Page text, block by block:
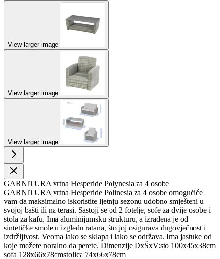
View larger image
View larger image
View larger image
GARNITURA vrtna Hesperide Polynesia za 4 osobe
GARNITURA vrtna Hesperide Polinesia za 4 osobe omogućiće
vam da maksimalno iskoristite ljetnju sezonu udobno smješteni u
svojoj bašti ili na terasi. Sastoji se od 2 fotelje, sofe za dvije osobe i
stola za kafu. Ima aluminijumsku strukturu, a izrađena je od
sintetičke smole u izgledu ratana, što joj osigurava dugovječnost i
izdržljivost. Veoma lako se sklapa i lako se održava. Ima jastuke od
koje možete noralno da perete. Dimenzije DxŠxV:sto 100x45x38cm
sofa 128x66x78cmstolica 74x66x78cm